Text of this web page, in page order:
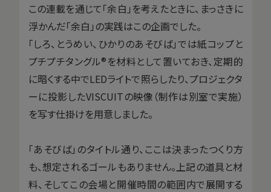
この連載を通じて「余白」を考えたときに、まっさきに
浮かんだ「余白」の実践はこの企画でした。
「しろ、とうめい、ひかりのあそびば」では紙コップと
プチプチタングル®︎を材料として置いておき、定期的
に暗くする中でLEDライトで照らしたり、プロジェクタ
ーに投影したVISCUITの映像（制作は別室で実施）
を写す仕掛けを用意しました。
「あそびば」のタイトル通り、ここは決まったつくり方
も、想定されるゴールもありません。上記の道具と材
料、そしてこの会場と開催時間の範囲内で展開する